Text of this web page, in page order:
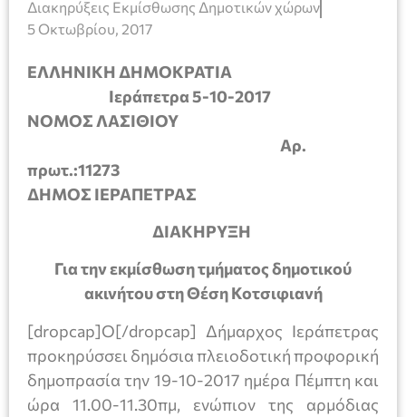
Διακηρύξεις Εκμίσθωσης Δημοτικών χώρων
5 Οκτωβρίου, 2017
ΕΛΛΗΝΙΚΗ ΔΗΜΟΚΡΑΤΙΑ
Ιεράπετρα 5-10-2017
ΝΟΜΟΣ ΛΑΣΙΘΙΟΥ
Αρ.
πρωτ.:11273
ΔΗΜΟΣ ΙΕΡΑΠΕΤΡΑΣ
ΔΙΑΚΗΡΥΞΗ
Για την εκμίσθωση τμήματος δημοτικού
ακινήτου στη Θέση Κοτσιφιανή
[dropcap]Ο[/dropcap] Δήμαρχος Ιεράπετρας
προκηρύσσει δημόσια πλειοδοτική προφορική
δημοπρασία την 19-10-2017 ημέρα Πέμπτη και
ώρα 11.00-11.30πμ, ενώπιον της αρμόδιας